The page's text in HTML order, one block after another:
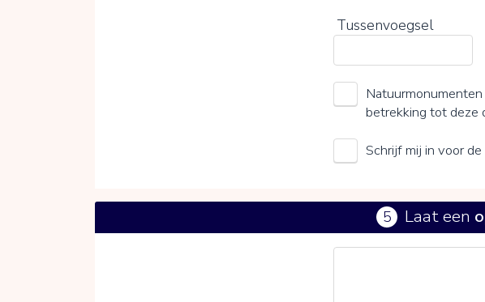
Tussenvoegsel
betrekking tot deze
Schrijf mij in voor
5 Laat een